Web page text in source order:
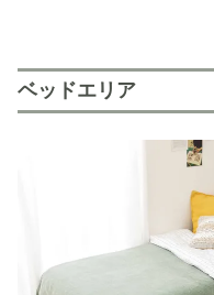
ベッドエリア